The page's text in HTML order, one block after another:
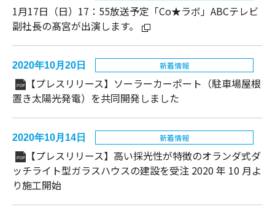
1月17日（日）17：55放送予定「Co★ラボ」ABCテレビ
副社長の髙宮が出演します。
2020年10月20日 新着情報
PDF
【プレスリリース】ソーラーカーポート（駐車場屋根
置き太陽光発電）を共同開発しました
2020年10月14日 新着情報
PDF
【プレスリリース】高い採光性が特徴のオランダ式ダ
ッチライト型ガラスハウスの建設を受注 2020 年 10 月よ
り施工開始